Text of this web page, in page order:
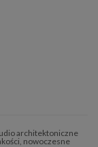
architektoniczne
nowoczesne